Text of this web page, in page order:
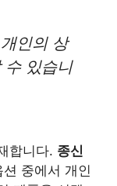
인의 상
수 있습니
합니다. 종신
중에서 개인